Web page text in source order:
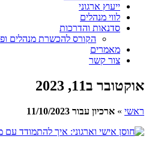
ייעוץ ארגוני
לווי מנהלים
סדנאות והדרכות
הקורס להכשרת מנהלים
מאמרים
צור קשר
אוקטובר ב11, 2023
ראשי » ארכיון עבור 11/10/2023